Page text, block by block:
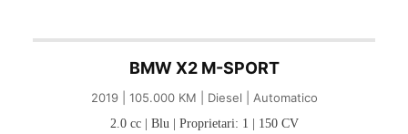
BMW X2 M-SPORT
2019 | 105.000 KM | Diesel | Automatico
2.0 cc | Blu | Proprietari: 1 | 150 CV